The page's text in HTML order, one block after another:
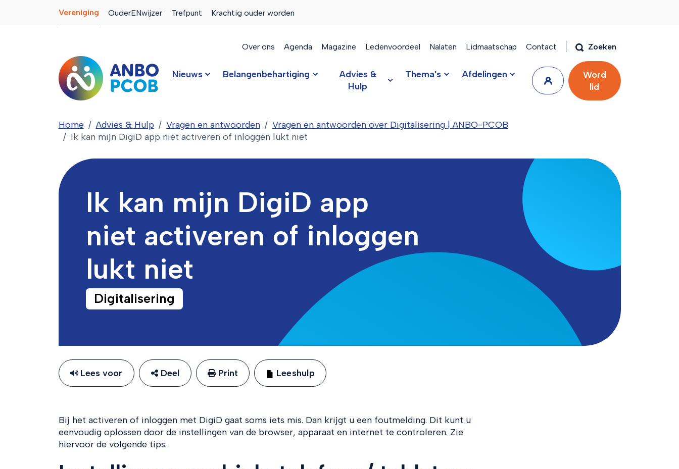
Vereniging OuderENwijzer Trefpunt Krachtig ouder worden
Over ons Agenda Magazine Ledenvoordeel Nalaten Lidmaatschap Contact Zoeken
Nieuws Belangenbehartiging
Advies &
Hulp
Thema's Afdelingen
Word
lid
Home Advies & Hulp Vragen en antwoorden
Vragen en antwoorden over Digitalisering | ANBO-PCOB
Ik kan mijn DigiD app niet activeren of inloggen lukt niet
Ik kan mijn DigiD app
niet activeren of inloggen
lukt niet
Digitalisering
Lees voor Deel Print Leeshulp
Bij het activeren of inloggen met DigiD gaat soms iets mis. Dan krijgt u een foutmelding. Dit kunt u
eenvoudig oplossen door de instellingen van de browser, apparaat en internet te controleren. Zie
hiervoor de volgende tips.